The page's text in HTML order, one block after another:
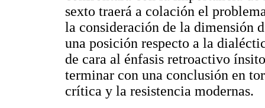
sexto traerá a colación el
la consideración de la
una posición respecto a la
de cara al énfasis retroactivo
terminar con una conclusión en
crítica y la resistencia modernas.